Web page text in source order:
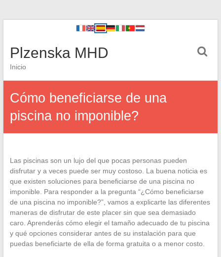
Plzenska MHD
Inicio
Cómo beneficiarse de una
piscina no imponible?
Las piscinas son un lujo del que pocas personas pueden
disfrutar y a veces puede ser muy costoso. La buena noticia es
que existen soluciones para beneficiarse de una piscina no
imponible. Para responder a la pregunta “¿Cómo beneficiarse
de una piscina no imponible?”, vamos a explicarte las diferentes
maneras de disfrutar de este placer sin que sea demasiado
caro. Aprenderás cómo elegir el tamaño adecuado de tu piscina
y qué opciones considerar antes de su instalación para que
puedas beneficiarte de ella de forma gratuita o a menor costo.